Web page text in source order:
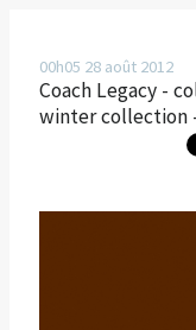
00h05 28 août 2012
Coach Legacy -
winter collection